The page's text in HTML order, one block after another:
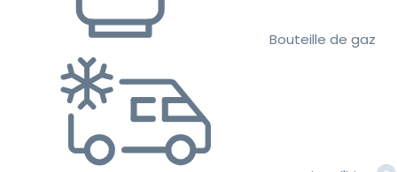
Bouteille de gaz